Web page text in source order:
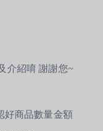
介紹唷 謝謝您~
好商品數量金額